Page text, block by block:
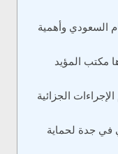
السعودي وأهمية
مكتب المؤيد
الجزائية
في جدة لحماية